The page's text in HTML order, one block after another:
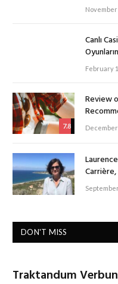
November
Canlı
February
7.8
Review
December
Carrière,
DON'T MISS
Traktandum